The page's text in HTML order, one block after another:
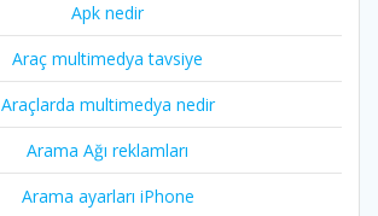
Apk nedir
Araç multimedya tavsiye
Araçlarda multimedya nedir
Arama Ağı reklamları
Arama ayarları iPhone